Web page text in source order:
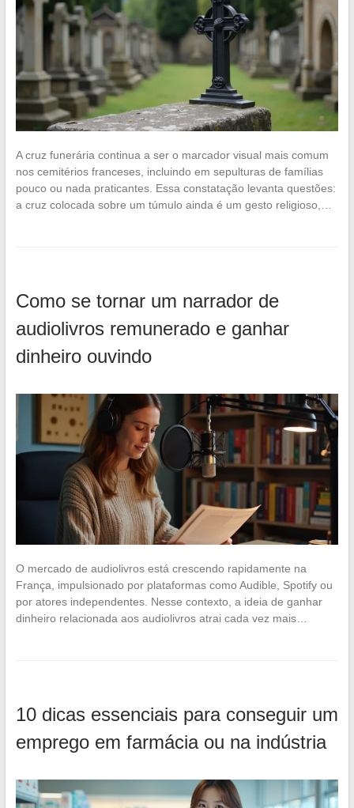
A cruz funerária continua a ser o marcador visual mais comum
nos cemitérios franceses, incluindo em sepulturas de famílias
pouco ou nada praticantes. Essa constatação levanta questões:
a cruz colocada sobre um túmulo ainda é um gesto religioso,…
Como se tornar um narrador de
audiolivros remunerado e ganhar
dinheiro ouvindo
O mercado de audiolivros está crescendo rapidamente na
França, impulsionado por plataformas como Audible, Spotify ou
por atores independentes. Nesse contexto, a ideia de ganhar
dinheiro relacionada aos audiolivros atrai cada vez mais…
10 dicas essenciais para conseguir um
emprego em farmácia ou na indústria